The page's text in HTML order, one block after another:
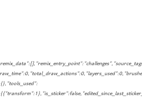
{},"tools_used":